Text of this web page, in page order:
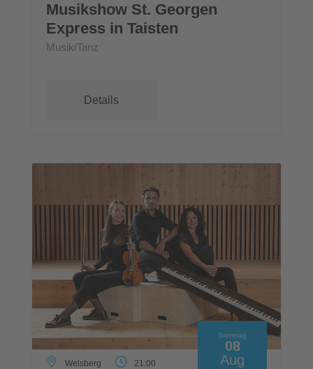
Musikshow St. Georgen
Express in Taisten
Musik/Tanz
Details
Samstag
08
Aug
Welsberg 21:00